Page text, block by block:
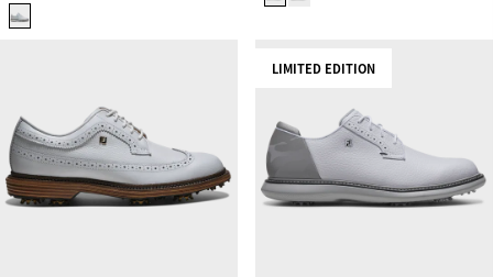
LIMITED EDITION